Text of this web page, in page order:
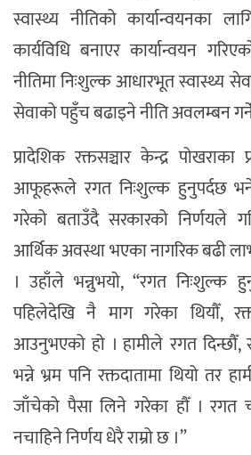
स्वास्थ्य नीतिको कार्यान्वयनका
कार्यविधि बनाएर कार्यान्वयन
नीतिमा निःशुल्क आधारभूत स्वास्थ्य
सेवाको पहुँच बढाइने नीति अवलम्बन
प्रादेशिक रक्तसञ्चार केन्द्र
आफूहरूले रगत निःशुल्क हुनुपर्दछ
गरेको बताउँदै सरकारको निर्णयले
आर्थिक अवस्था भएका नागरिक बढी
। उहाँले भन्नुभयो, “रगत निःशुल्क
पहिलेदेखि नै माग गरेका थियौँ,
आउनुभएको हो । हामीले रगत दिन्छौँ,
भन्ने भ्रम पनि रक्तदातामा थियो तर
जाँचेको पैसा लिने गरेका हौँ । रगत
नचाहिने निर्णय धेरै राम्रो छ ।”